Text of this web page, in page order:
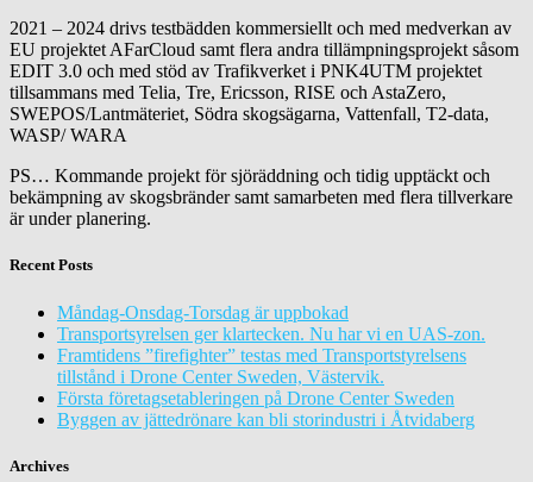
2021 – 2024 drivs testbädden kommersiellt och med medverkan av
EU projektet AFarCloud samt flera andra tillämpningsprojekt såsom
EDIT 3.0 och med stöd av Trafikverket i PNK4UTM projektet
tillsammans med Telia, Tre, Ericsson, RISE och AstaZero,
SWEPOS/Lantmäteriet, Södra skogsägarna, Vattenfall, T2-data,
WASP/ WARA
PS… Kommande projekt för sjöräddning och tidig upptäckt och
bekämpning av skogsbränder samt samarbeten med flera tillverkare
är under planering.
Recent Posts
Måndag-Onsdag-Torsdag är uppbokad
Transportsyrelsen ger klartecken. Nu har vi en UAS-zon.
Framtidens ”firefighter” testas med Transportstyrelsens
tillstånd i Drone Center Sweden, Västervik.
Första företagsetableringen på Drone Center Sweden
Byggen av jättedrönare kan bli storindustri i Åtvidaberg
Archives